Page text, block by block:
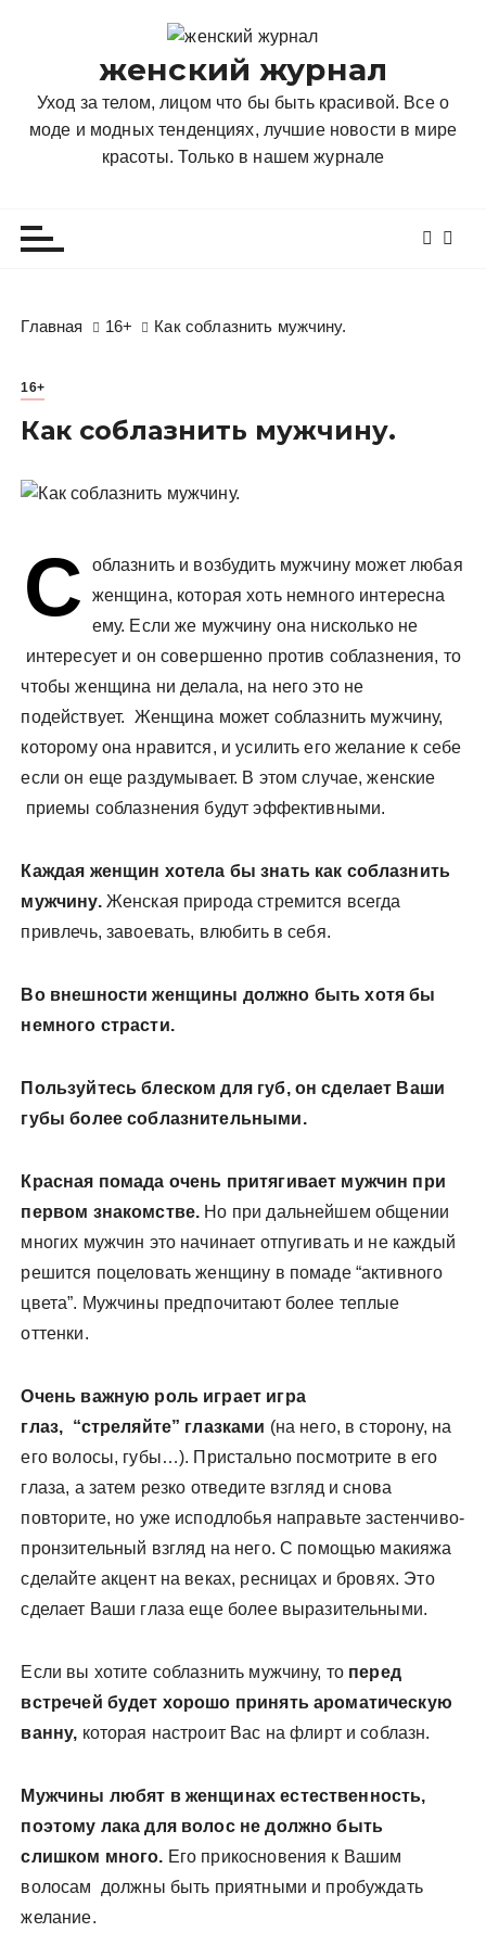
женский журнал
Уход за телом, лицом что бы быть красивой. Все о
моде и модных тенденциях, лучшие новости в мире
красоты. Только в нашем журнале
Главная 16+ Как соблазнить мужчину.
16+
Как соблазнить мужчину.
С
облазнить и возбудить мужчину может любая
женщина, которая хоть немного интересна
ему. Если же мужчину она нисколько не
интересует и он совершенно против соблазнения, то
чтобы женщина ни делала, на него это не
подействует. Женщина может соблазнить мужчину,
которому она нравится, и усилить его желание к себе
если он еще раздумывает. В этом случае, женские
приемы соблазнения будут эффективными.
Каждая женщин хотела бы знать как соблазнить
мужчину.Женская природа стремится всегда
привлечь, завоевать, влюбить в себя.
Во внешности женщины должно быть хотя бы
немного страсти.
Пользуйтесь блеском для губ, он сделает Ваши
губы более соблазнительными.
Красная помада очень притягивает мужчин при
первом знакомстве. Но при дальнейшем общении
многих мужчин это начинает отпугивать и не каждый
решится поцеловать женщину в помаде “активного
цвета”. Мужчины предпочитают более теплые
оттенки.
Очень важную роль играет игра
глаз, “стреляйте” глазками (на него, в сторону, на
его волосы, губы…). Пристально посмотрите в его
глаза, а затем резко отведите взгляд и снова
повторите, но уже исподлобья направьте застенчиво-
пронзительный взгляд на него. С помощью макияжа
сделайте акцент на веках, ресницах и бровях. Это
сделает Ваши глаза еще более выразительными.
Если вы хотите соблазнить мужчину, то перед
встречей будет хорошо принять ароматическую
ванну, которая настроит Вас на флирт и соблазн.
Мужчины любят в женщинах естественность,
поэтому лака для волос не должно быть
слишком много. Его прикосновения к Вашим
волосам должны быть приятными и пробуждать
желание.